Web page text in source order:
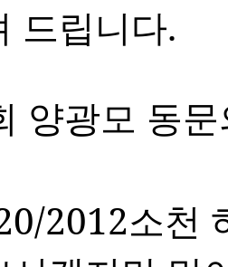
드립니다.
양광모 동
2012소천